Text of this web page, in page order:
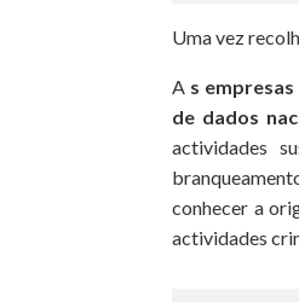
Uma vez
A s
de dados
actividades
conhecer a
actividades